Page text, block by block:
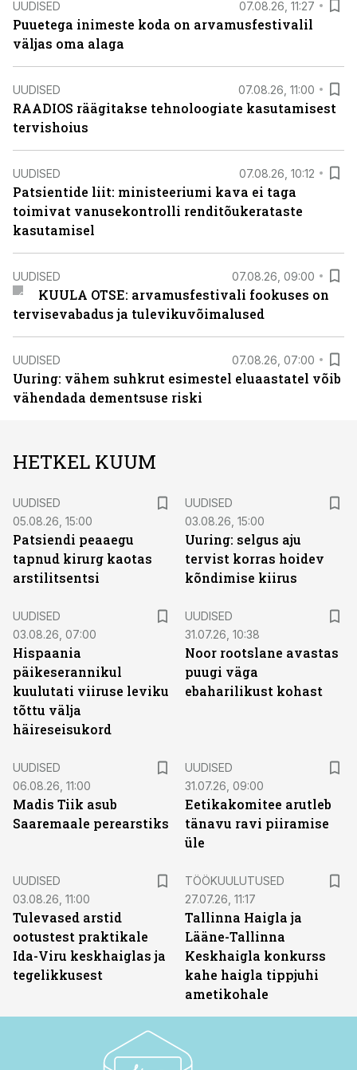
UUDISED 07.08.26, 11:27
Puuetega inimeste koda on arvamusfestivalil
väljas oma alaga
UUDISED 07.08.26, 11:00
RAADIOS räägitakse tehnoloogiate kasutamisest
tervishoius
UUDISED 07.08.26, 10:12
Patsientide liit: ministeeriumi kava ei taga
toimivat vanusekontrolli renditõukerataste
kasutamisel
UUDISED 07.08.26, 09:00
KUULA OTSE: arvamusfestivali fookuses on
tervisevabadus ja tulevikuvõimalused
UUDISED 07.08.26, 07:00
Uuring: vähem suhkrut esimestel eluaastatel võib
vähendada dementsuse riski
HETKEL KUUM
UUDISED
05.08.26, 15:00
Patsiendi peaaegu
tapnud kirurg kaotas
arstilitsentsi
UUDISED
03.08.26, 15:00
Uuring: selgus aju
tervist korras hoidev
kõndimise kiirus
UUDISED
03.08.26, 07:00
Hispaania
päikeserannikul
kuulutati viiruse leviku
tõttu välja
häireseisukord
UUDISED
31.07.26, 10:38
Noor rootslane avastas
puugi väga
ebaharilikust kohast
UUDISED
06.08.26, 11:00
Madis Tiik asub
Saaremaale perearstiks
UUDISED
31.07.26, 09:00
Eetikakomitee arutleb
tänavu ravi piiramise
üle
UUDISED
03.08.26, 11:00
Tulevased arstid
ootustest praktikale
Ida-Viru keskhaiglas ja
tegelikkusest
TÖÖKUULUTUSED
27.07.26, 11:17
Tallinna Haigla ja
Lääne-Tallinna
Keskhaigla konkurss
kahe haigla tippjuhi
ametikohale